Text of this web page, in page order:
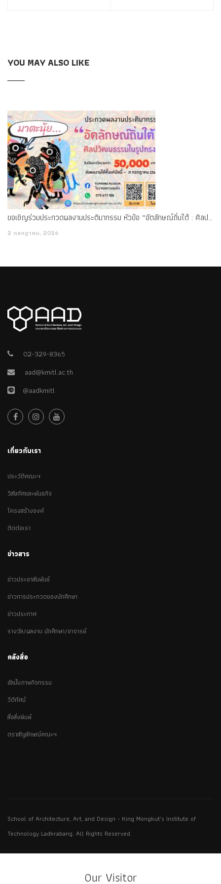
YOU MAY ALSO LIKE
ขอเชิญร่วมประกวดผลงานประติมากรรม หัวข้อ “อัตลักษณ์ถิ่นใต้ : ศิลปวัฒนธรรมในรูปทรง” ชิงเงินรางวัลรวมกว่า 50,000 บาท
2 กรกฎาคม, 2026
02-329-8365
aad@kmitl.ac.th
@aadkmitl
เกี่ยวกับเรา
ประวัติคณะฯ
วิสัยทัศและพันธกิจ
โครงสร้างองค์
ติดต่อเรา
ข่าวสาร
ข่าวประชาสัมพันธ์
ข่าวการประกวดของนักศึกษา
ข่าวประกาศ
รางวัล/ผลงาน นักศึกษา/อาจารย์
คลังสื่อ
อัลบั้มภาพกิจกรรม
วีดีทัศน์
สื่อสิ่งพิมพ์
ตราสัญลักษณ์คณะฯ
School of Architecture, Art, and Design - King Mongkut's Institute of
Technology Ladkrabang. All Rights Reserved.
Our Visitor